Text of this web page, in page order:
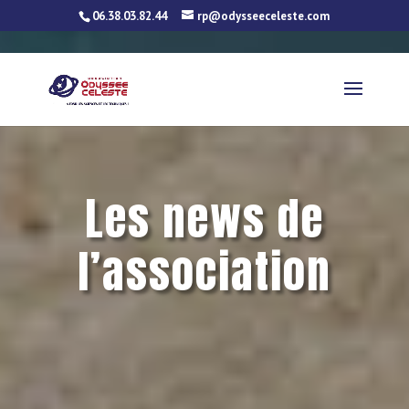
06.38.03.82.44 rp@odysseeceleste.com
Les news de
l’association